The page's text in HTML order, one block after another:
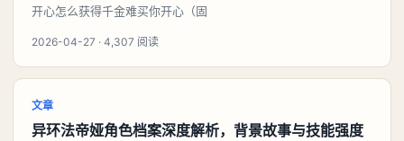
开心怎么获得千金难买你开心（固
2026-04-27 · 4,307 阅读
文章
异环法帝娅角色档案深度解析，背景故事与技能强度